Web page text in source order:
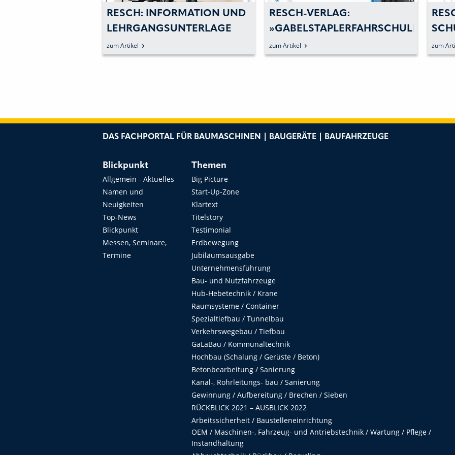
RESCH: INFORMATION UND
LEHRGANGSUNTERLAGE
FÜR DEN LADEKRANFÜHRER
zum Artikel
RESCH-VERLAG:
»GABELSTAPLERFAHRSCHULE«
– EIN STANDARDWERK
FEIERT IN NEUER AUFLAGE
zum Artikel zum
DAS FACHPORTAL FÜR BAUMASCHINEN | BAUGERÄTE | BAUFAHRZEUGE
Blickpunkt
Allgemein - Aktuelles
Namen und
Neuigkeiten
Top-News
Blickpunkt
Messen, Seminare,
Termine
Themen
Big Picture
Start-Up-Zone
Klartext
Titelstory
Testimonial
Erdbewegung
Jubiläumsausgabe
Unternehmensführung
Bau- und Nutzfahrzeuge
Hub-Hebetechnik / Krane
Raumsysteme / Container
Spezialtiefbau / Tunnelbau
Verkehrswegebau / Tiefbau
GaLaBau / Kommunaltechnik
Hochbau (Schalung / Gerüste / Beton)
Betonbearbeitung / Sanierung
Kanal-, Rohrleitungs- bau / Sanierung
Gewinnung / Aufbereitung / Brechen / Sieben
RÜCKBLICK 2021 – AUSBLICK 2022
Arbeitssicherheit / Baustelleneinrichtung
OEM / Maschinen-, Fahrzeug- und Antriebstechnik / Wartung / Pflege /
Instandhaltung